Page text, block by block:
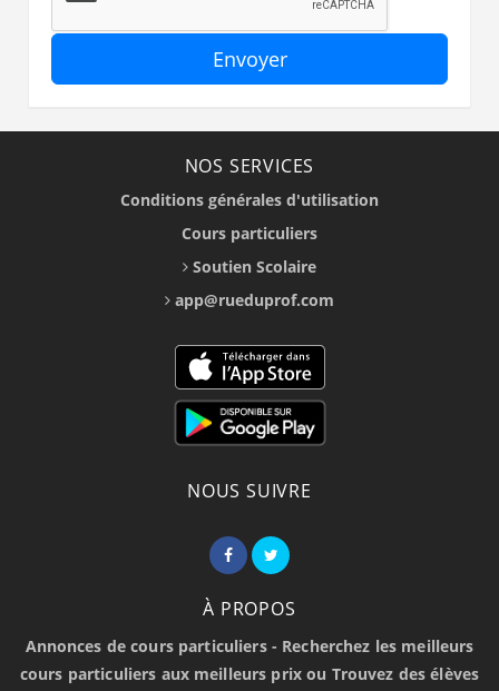
Envoyer
NOS SERVICES
Conditions générales d'utilisation
Cours particuliers
Soutien Scolaire
app@rueduprof.com
NOUS SUIVRE
À PROPOS
Annonces de cours particuliers - Recherchez les meilleurs
cours particuliers aux meilleurs prix ou Trouvez des élèves